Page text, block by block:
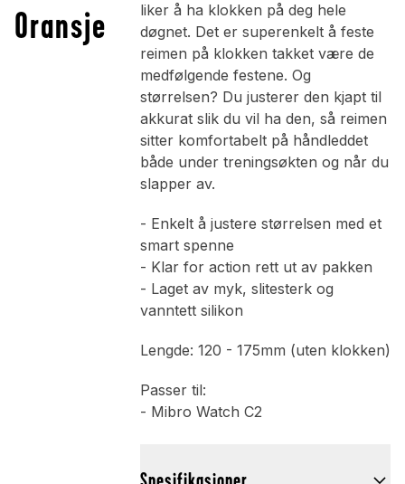
Oransje
liker å ha klokken på deg hele
døgnet. Det er superenkelt å feste
reimen på klokken takket være de
medfølgende festene. Og
størrelsen? Du justerer den kjapt til
akkurat slik du vil ha den, så reimen
sitter komfortabelt på håndleddet
både under treningsøkten og når du
slapper av.
- Enkelt å justere størrelsen med et
smart spenne
- Klar for action rett ut av pakken
- Laget av myk, slitesterk og
vanntett silikon
Lengde: 120 - 175mm (uten klokken)
Passer til:
- Mibro Watch C2